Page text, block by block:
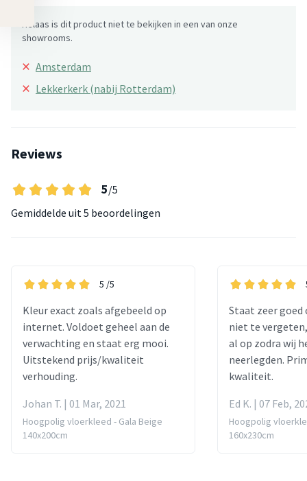
Helaas is dit product niet te bekijken in een van onze
showrooms.
× Amsterdam
× Lekkerkerk (nabij Rotterdam)
Reviews
5/5
Gemiddelde uit 5 beoordelingen
5 /5
Kleur exact zoals afgebeeld op
internet. Voldoet geheel aan de
verwachting en staat erg mooi.
Uitstekend prijs/kwaliteit
verhouding.
Johan T. | 01 Mar, 2021
Hoogpolig vloerkleed - Gala Beige
140x200cm
Staat zeer goed
niet te
al op zodra wij
neerlegden.
kwaliteit.
Ed K. | 07 Feb,
Hoogpolig
160x230cm